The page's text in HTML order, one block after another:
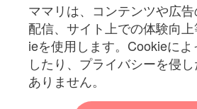
ママリは、コンテンツや広
配信、サイト上での体験向
ieを使用します。Cookieに
したり、プライバシーを侵
ありません。
妊娠〜子育て中のお役立ち